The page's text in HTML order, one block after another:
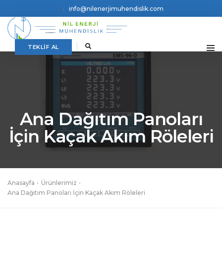
info@nilenerjimuhendislik.com
TEKLİF AL
Ana Dağıtım Panoları
İçin Kaçak Akım Röleleri
Anasayfa
Ürünlerimiz
Ana Dağıtım Panoları İçin Kaçak Akım Röleleri